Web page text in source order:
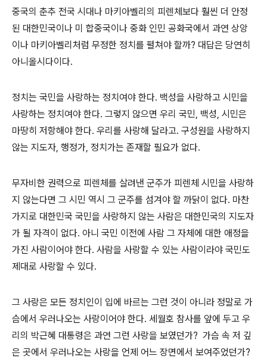
중국의 춘추 전국 시대나 마키아벨리의 피렌체보다 훨씬 더 안정
된 대한민국이나 미 합중국이나 중화 인민 공화국에서 과연 상앙
이나 마키아벨리처럼 무정한 정치를 펼쳐야 할까? 대답은 당연히
아니올시다이다.
정치는 국민을 사랑하는 정치여야 한다. 백성을 사랑하고 시민을
사랑하는 정치여야 한다. 그렇지 않으면 우리 국민, 백성, 시민은
마땅히 저항해야 한다. 우리를 사랑해 달라고. 구성원을 사랑하지
않는 지도자, 행정가, 정치가는 존재할 필요가 없다.
무자비한 권력으로 피렌체를 살려낸 군주가 피렌체 시민을 사랑하
지 않는다면 그 시민 역시 그 군주를 섬겨야 할 까닭이 없다. 마찬
가지로 대한민국 국민을 사랑하지 않는 사람은 대한민국의 지도자
가 될 자격이 없다. 아니 국민 이전에 사람 그 자체에 대한 애정을
가진 사람이어야 한다. 사람을 사랑할 수 있는 사람이라야 국민도
제대로 사랑할 수 있다.
그 사랑은 모든 정치인이 입에 바르는 그런 것이 아니라 정말로 가
슴에서 우러나오는 사랑이어야 한다. 세월호 참사를 앞에 두고 우
리의 박근혜 대통령은 과연 그런 사랑을 보였던가? 가슴 속 저 깊
은 곳에서 우러나오는 사랑을 언제 어느 장면에서 보여주었던가?